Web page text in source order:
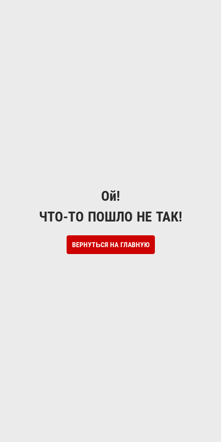
Ой!
ЧТО-ТО ПОШЛО НЕ ТАК!
ВЕРНУТЬСЯ НА ГЛАВНУЮ